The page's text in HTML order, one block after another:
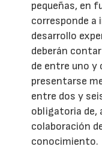
pequeñas, en
corresponde a
desarrollo
deberán
de entre uno y
presentarse
entre dos y
obligatoria de,
colaboración
conocimiento.